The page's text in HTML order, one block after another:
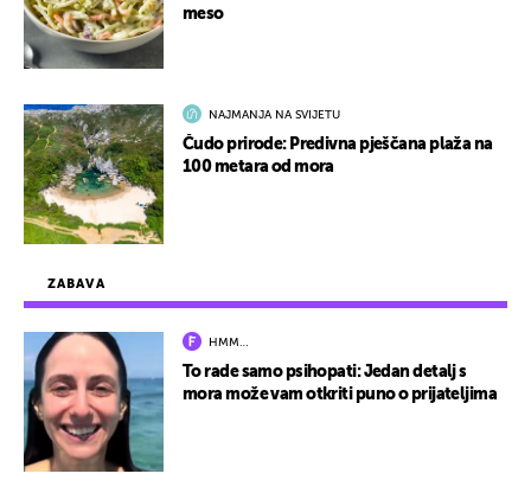
ZABAVA
HMM…
To rade samo psihopati: Jedan detalj s
mora može vam otkriti puno o prijateljima
meso
NAJMANJA NA SVIJETU
Čudo prirode: Predivna pješčana plaža na
100 metara od mora